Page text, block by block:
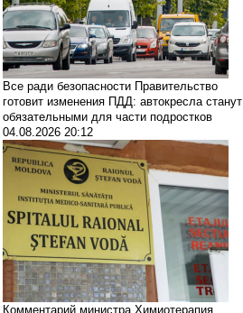
Все ради безопасности Правительство
готовит изменения ПДД: автокресла станут
обязательными для части подростков
04.08.2026 20:12
Комментарий министра Химиотерапия